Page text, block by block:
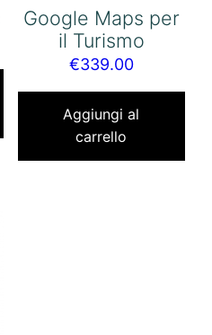
Google Maps per
il Turismo
€339.00
Aggiungi al
carrello